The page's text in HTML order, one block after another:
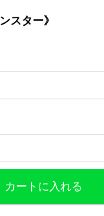
スター》